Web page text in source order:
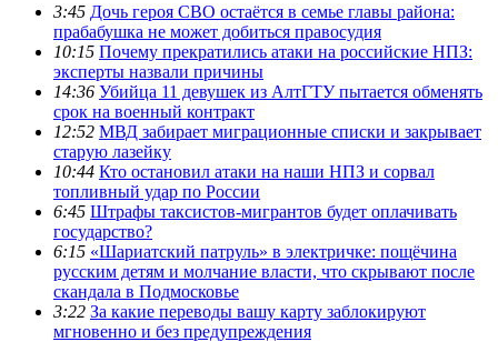
3:45 Дочь героя СВО остаётся в семье главы района:
прабабушка не может добиться правосудия
10:15 Почему прекратились атаки на российские НПЗ:
эксперты назвали причины
14:36 Убийца 11 девушек из АлтГТУ пытается обменять
срок на военный контракт
12:52 МВД забирает миграционные списки и закрывает
старую лазейку
10:44 Кто остановил атаки на наши НПЗ и сорвал
топливный удар по России
6:45 Штрафы таксистов-мигрантов будет оплачивать
государство?
6:15 «Шариатский патруль» в электричке: пощёчина
русским детям и молчание власти, что скрывают после
скандала в Подмосковье
3:22 За какие переводы вашу карту заблокируют
мгновенно и без предупреждения